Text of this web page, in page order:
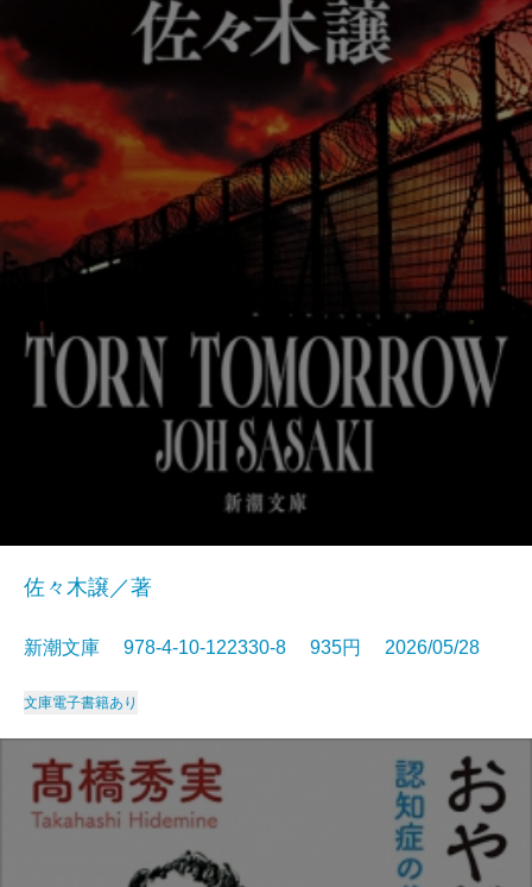
佐々木譲／著
新潮文庫 978-4-10-122330-8 935円 2026/05/28
文庫電子書籍あり